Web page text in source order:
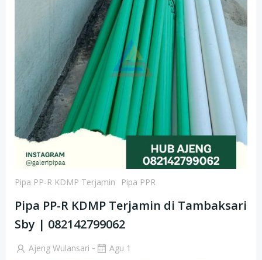
Pipa PP-R KDMP Terjamin Pipa PPR
Pipa PP-R KDMP Terjamin di Tambaksari
Sby | 082142799062
Ajeng Wulansari - Agu 1